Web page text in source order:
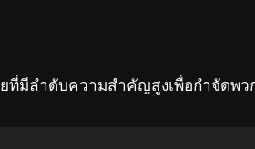
ยที่มีลำดับความสำคัญสูงเพื่อกำจัดพ